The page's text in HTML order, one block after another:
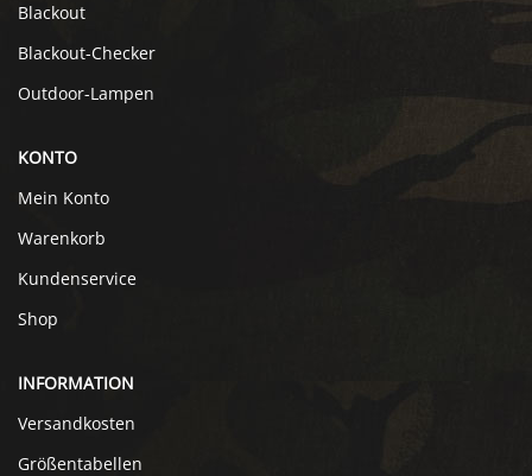
Blackout
Blackout-Checker
Outdoor-Lampen
KONTO
Mein Konto
Warenkorb
Kundenservice
Shop
INFORMATION
Versandkosten
Größentabellen